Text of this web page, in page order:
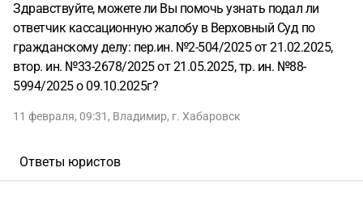
Здравствуйте, можете ли Вы помочь узнать подал ли
ответчик кассационную жалобу в Верховный Суд по
гражданскому делу: пер.ин. №2-504/2025 от 21.02.2025,
втор. ин. №33-2678/2025 от 21.05.2025, тр. ин. №88-
5994/2025 о 09.10.2025г?
11 февраля, 09:31 , Владимир, г. Хабаровск
Ответы юристов